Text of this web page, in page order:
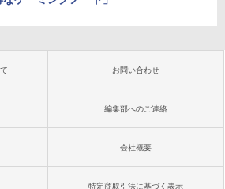
お問い合わせ
編集部へのご連絡
会社概要
特定商取引法に基づく表示